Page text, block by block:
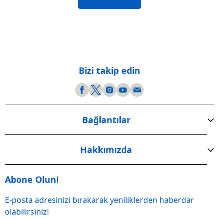
Bizi takip edin
Bağlantılar
Hakkımızda
Abone Olun!
E-posta adresinizi bırakarak yeniliklerden haberdar
olabilirsiniz!